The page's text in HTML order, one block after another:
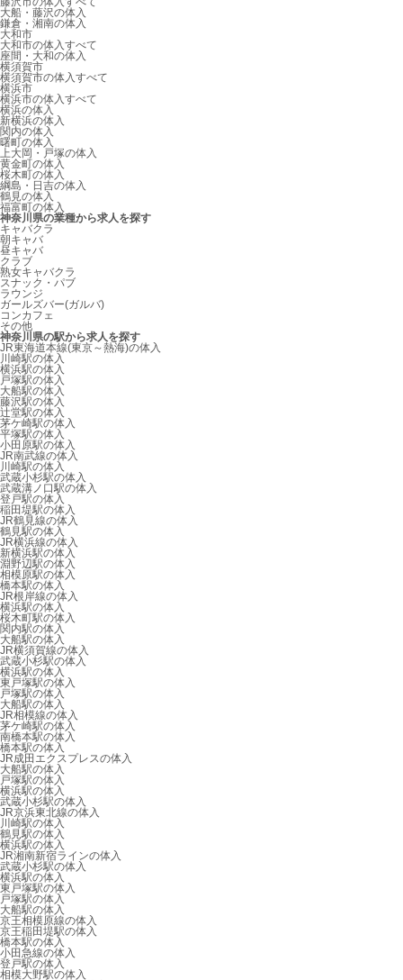
大船・藤沢の体入
鎌倉・湘南の体入
大和市
大和市の体入すべて
座間・大和の体入
横須賀市
横須賀市の体入すべて
横浜市
横浜市の体入すべて
横浜の体入
新横浜の体入
関内の体入
曙町の体入
上大岡・戸塚の体入
黄金町の体入
桜木町の体入
綱島・日吉の体入
鶴見の体入
福富町の体入
神奈川県の業種から求人を探す
キャバクラ
朝キャバ
昼キャバ
クラブ
熟女キャバクラ
スナック・パブ
ラウンジ
ガールズバー(ガルバ)
コンカフェ
その他
神奈川県の駅から求人を探す
JR東海道本線(東京～熱海)の体入
川崎駅の体入
横浜駅の体入
戸塚駅の体入
大船駅の体入
藤沢駅の体入
辻堂駅の体入
茅ケ崎駅の体入
平塚駅の体入
小田原駅の体入
JR南武線の体入
川崎駅の体入
武蔵小杉駅の体入
武蔵溝ノ口駅の体入
登戸駅の体入
稲田堤駅の体入
JR鶴見線の体入
鶴見駅の体入
JR横浜線の体入
新横浜駅の体入
淵野辺駅の体入
相模原駅の体入
橋本駅の体入
JR根岸線の体入
横浜駅の体入
桜木町駅の体入
関内駅の体入
大船駅の体入
JR横須賀線の体入
武蔵小杉駅の体入
横浜駅の体入
東戸塚駅の体入
戸塚駅の体入
大船駅の体入
JR相模線の体入
茅ケ崎駅の体入
南橋本駅の体入
橋本駅の体入
JR成田エクスプレスの体入
大船駅の体入
戸塚駅の体入
横浜駅の体入
武蔵小杉駅の体入
JR京浜東北線の体入
川崎駅の体入
鶴見駅の体入
横浜駅の体入
JR湘南新宿ラインの体入
武蔵小杉駅の体入
横浜駅の体入
東戸塚駅の体入
戸塚駅の体入
大船駅の体入
京王相模原線の体入
京王稲田堤駅の体入
橋本駅の体入
小田急線の体入
登戸駅の体入
相模大野駅の体入